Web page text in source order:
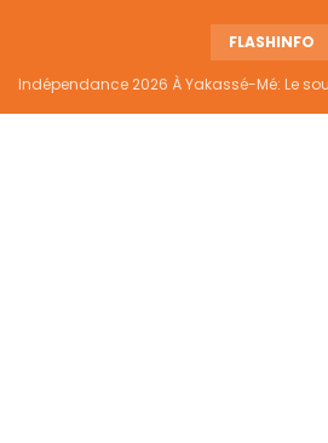
FLASHINFO